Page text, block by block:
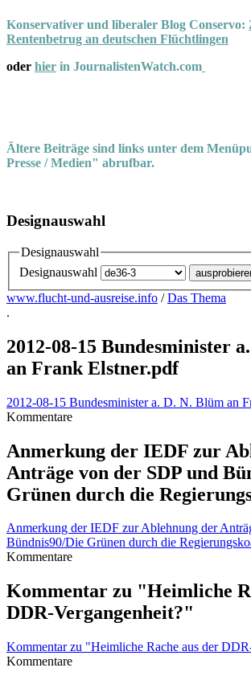
Konservativer und liberaler Blog Conservo:
Rentenbetrug an deutschen Flüchtlingen
oder hier in JournalistenWatch.com
Ältere Beiträge sind links unter dem
Presse / Medien" abrufbar.
Designauswahl
Designauswahl
Designauswahl
www.flucht-und-ausreise.info /Das Thema
.
2012-08-15 Bundesminister
an Frank Elstner.pdf
2012-08-15 Bundesminister a. D. N. Blüm an
Kommentare
Anmerkung der IEDF zur
Anträge von der SDP und
Grünen durch die
Anmerkung der IEDF zur Ablehnung der
Bündnis90/Die Grünen durch die
Kommentare
Kommentar zu "Heimliche
DDR-Vergangenheit?"
Kommentar zu "Heimliche Rache aus der
Kommentare